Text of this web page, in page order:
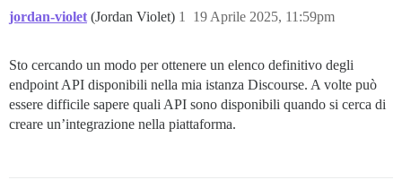
jordan-violet (Jordan Violet) 19 Aprile 2025, 11:59pm
1
Sto cercando un modo per ottenere un elenco definitivo degli
endpoint API disponibili nella mia istanza Discourse. A volte può
essere difficile sapere quali API sono disponibili quando si cerca di
creare un’integrazione nella piattaforma.